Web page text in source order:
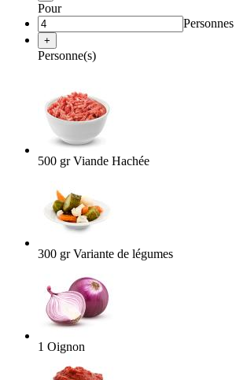
Pour
Personnes
+
Personne(s)
500 gr Viande Hachée
300 gr Variante de légumes
1 Oignon